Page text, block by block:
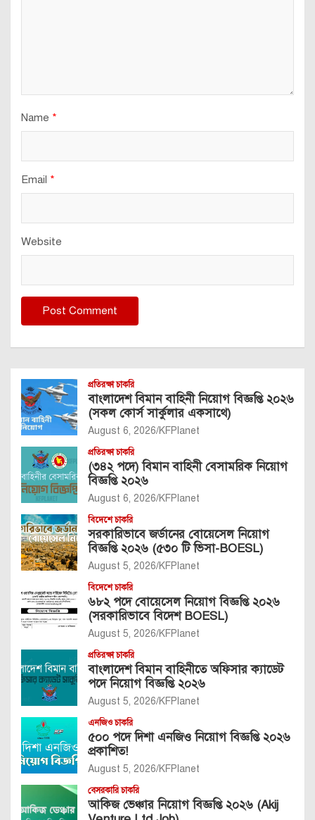
Name *
Email *
Website
প্রতিরক্ষা চাকরি
বাংলাদেশ বিমান বাহিনী নিয়োগ বিজ্ঞপ্তি ২০২৬
(সকল কোর্স সার্কুলার একসাথে)
August 6, 2026 KFPlanet
প্রতিরক্ষা চাকরি
(৩৪২ পদে) বিমান বাহিনী বেসামরিক নিয়োগ
বিজ্ঞপ্তি ২০২৬
August 6, 2026 KFPlanet
বিদেশে চাকরি
সরকারিভাবে জর্ডানের বোয়েসেল নিয়োগ
বিজ্ঞপ্তি ২০২৬ (৫৩০ টি ভিসা-BOESL)
August 5, 2026 KFPlanet
বিদেশে চাকরি
৬৮২ পদে বোয়েসেল নিয়োগ বিজ্ঞপ্তি ২০২৬
(সরকারিভাবে বিদেশ BOESL)
August 5, 2026 KFPlanet
প্রতিরক্ষা চাকরি
বাংলাদেশ বিমান বাহিনীতে অফিসার ক্যাডেট
পদে নিয়োগ বিজ্ঞপ্তি ২০২৬
August 5, 2026 KFPlanet
এনজিও চাকরি
৫০০ পদে দিশা এনজিও নিয়োগ বিজ্ঞপ্তি ২০২৬
প্রকাশিত!
August 5, 2026 KFPlanet
বেসরকারি চাকরি
আকিজ ভেঞ্চার নিয়োগ বিজ্ঞপ্তি ২০২৬ (Akij